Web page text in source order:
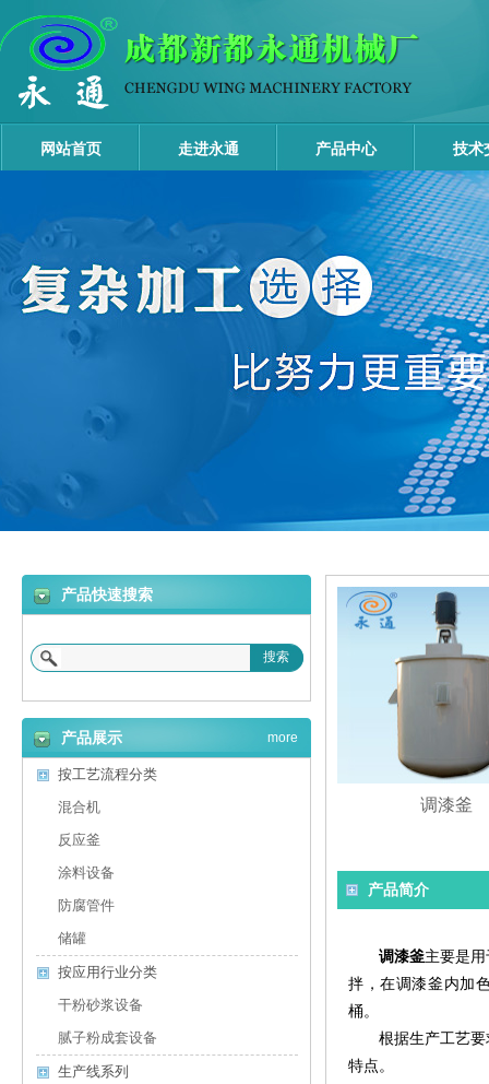
网站首页 走进永通 产品中心 技术
调漆釜
产品简介
调漆釜主要是
拌，在调漆釜内加
桶。
根据生产工艺
特点。
产品快速搜索
搜索
产品展示
按工艺流程分类
混合机
反应釜
涂料设备
防腐管件
储罐
按应用行业分类
干粉砂浆设备
腻子粉成套设备
生产线系列
more